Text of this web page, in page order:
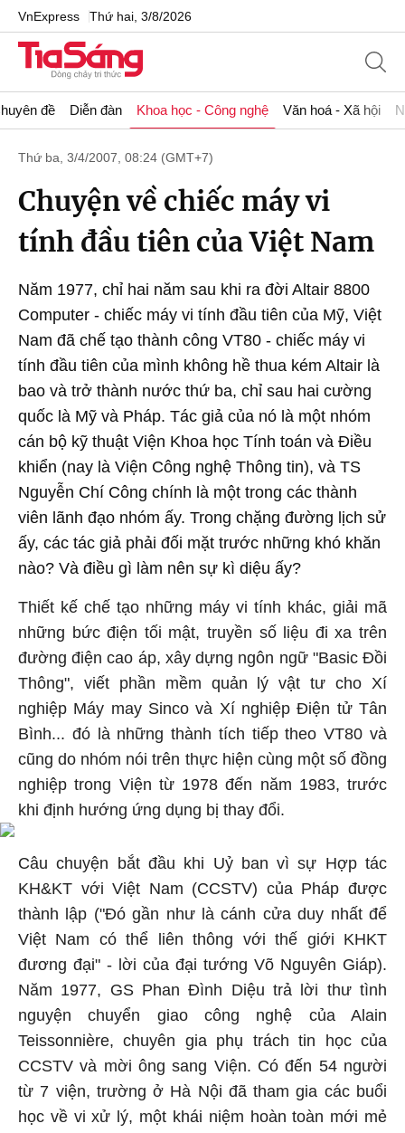
VnExpress Thứ hai, 3/8/2026
đề Diễn đàn Khoa học - Công nghệ Văn hoá - Xã hội
Thứ ba, 3/4/2007, 08:24 (GMT+7)
Chuyện về chiếc máy vi
tính đầu tiên của Việt Nam
Năm 1977, chỉ hai năm sau khi ra đời Altair 8800
Computer - chiếc máy vi tính đầu tiên của Mỹ, Việt
Nam đã chế tạo thành công VT80 - chiếc máy vi
tính đầu tiên của mình không hề thua kém Altair là
bao và trở thành nước thứ ba, chỉ sau hai cường
quốc là Mỹ và Pháp. Tác giả của nó là một nhóm
cán bộ kỹ thuật Viện Khoa học Tính toán và Điều
khiển (nay là Viện Công nghệ Thông tin), và TS
Nguyễn Chí Công chính là một trong các thành
viên lãnh đạo nhóm ấy. Trong chặng đường lịch sử
ấy, các tác giả phải đối mặt trước những khó khăn
nào? Và điều gì làm nên sự kì diệu ấy?
Thiết kế chế tạo những máy vi tính khác, giải mã
những bức điện tối mật, truyền số liệu đi xa trên
đường điện cao áp, xây dựng ngôn ngữ "Basic Đồi
Thông", viết phần mềm quản lý vật tư cho Xí
nghiệp Máy may Sinco và Xí nghiệp Điện tử Tân
Bình... đó là những thành tích tiếp theo VT80 và
cũng do nhóm nói trên thực hiện cùng một số đồng
nghiệp trong Viện từ 1978 đến năm 1983, trước
khi định hướng ứng dụng bị thay đổi.
Câu chuyện bắt đầu khi Uỷ ban vì sự Hợp tác
KH&KT với Việt Nam (CCSTV) của Pháp được
thành lập ("Đó gần như là cánh cửa duy nhất để
Việt Nam có thể liên thông với thế giới KHKT
đương đại" - lời của đại tướng Võ Nguyên Giáp).
Năm 1977, GS Phan Đình Diệu trả lời thư tình
nguyện chuyển giao công nghệ của Alain
Teissonnière, chuyên gia phụ trách tin học của
CCSTV và mời ông sang Viện. Có đến 54 người
từ 7 viện, trường ở Hà Nội đã tham gia các buổi
học về vi xử lý, một khái niệm hoàn toàn mới mẻ